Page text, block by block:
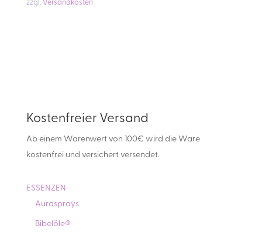
zzgl. Versandkosten
Kostenfreier Versand
Ab einem Warenwert von 100€ wird die Ware
kostenfrei und versichert versendet.
ESSENZEN
Aurasprays
Bibelöle®